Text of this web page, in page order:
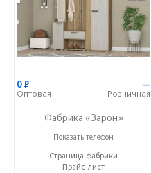
0Р
Оптовая
—
Розничная
Фабрика «Зарон»
+7 (8412) 21-50-66
Показать телефон
Страница фабрики
Прайс-лист